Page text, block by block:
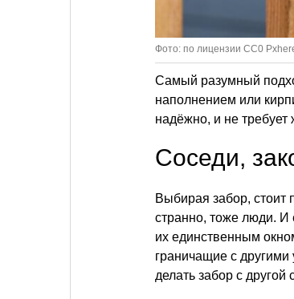
Фото: по лицензии CC0
Самый разумный
наполнением или
надёжно, и не требует
Соседи,
Выбирая забор, стоит
странно, тоже люди. И
их единственным
граничащие с
делать забор с другой